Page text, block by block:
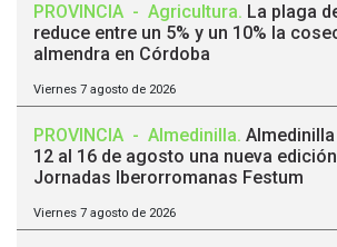
PROVINCIA - Agricultura. La plaga
reduce entre un 5% y un 10% la
almendra en Córdoba
Viernes 7 agosto de 2026
PROVINCIA - Almedinilla.
12 al 16 de agosto una nueva
Jornadas Iberorromanas Festum
Viernes 7 agosto de 2026